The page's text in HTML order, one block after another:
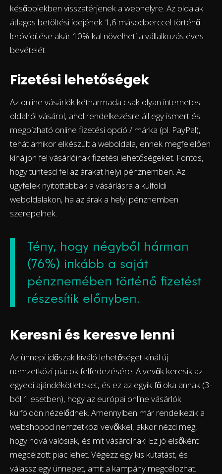
későbbiekben visszatérjenek a webhelyre. Az oldalak
átlagos betöltési idejének 1,6 másodperccel történő
lerövidítése akár 10%-kal növelheti a vállalkozás éves
bevételét.
Fizetési lehetőségek
Az online vásárlók kétharmada csak olyan internetes
oldalról vásárol, ahol rendelkezésre áll egy ismert és
megbízható online fizetési opció / márka (pl. PayPal),
tehát amikor elkészült a weboldala, ennek megfelelően
kínáljon fel vásárlóinak fizetési lehetőségeket. Fontos,
hogy tüntesd fel az árakat helyi pénznemben. Az
ügyfelek nyitottabbak a vásárlásra a külföldi
weboldalakon, ha az árak a helyi pénznemben
szerepelnek.
Tény, hogy négyből hárman
(76%) inkább a saját
pénznemében történő fizetést
részesítik előnyben.
Keresni és keresve lenni
Az ünnepi időszak kiváló lehetőséget kínál új
nemzetközi piacok felfedezésére. A vevők keresik az
egyedi ajándékötleteket, és ez az egyik fő oka annak (3-
ból 1 esetben), hogy az európai online vásárlók
külföldön nézelődnek. Amennyiben már rendelkezik a
webshopod nemzetközi vevőkkel, akkor nézd meg,
hogy hová valósiak, és mit vásárolnak! Ez jó elsőként
megcélzott piac lehet. Végezz egy kis kutatást, és
válassz egy ünnepet, amit a kampány megcélozhat.